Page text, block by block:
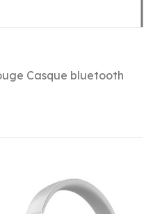
Casque bluetooth